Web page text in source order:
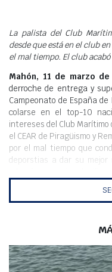
La palista del Club
desde que está en el club
el mal tiempo. El club acabó
Mahón, 11 de marzo
derroche de entrega y
Campeonato de España
colarse en el top-10
intereses del Club Marítimo
el CEAR de Piragüismo y
por el mal tiempo que
deporstias a dar su mejor
Carbajo protagonizó una
en el grupo de cabeza y
que está en el Club.
marca personal acabando